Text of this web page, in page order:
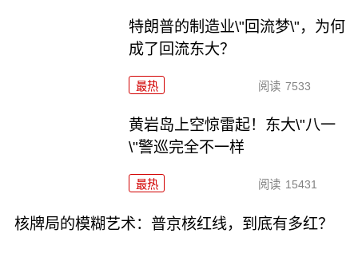
特朗普的制造业\"回流梦\"，为何
成了回流东大？
最热 阅读 7533
黄岩岛上空惊雷起！东大\"八一
\"警巡完全不一样
最热 阅读 15431
核牌局的模糊艺术：普京核红线，到底有多红？